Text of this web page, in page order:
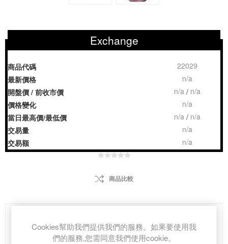
Exchange
商品代碼
22029
最新價格
n/a
開盤價 / 前收市價
n/a / n/a
價格變化
n/a
當日最高價/最低價
n/a / n/a
交易量
n/a
交易额
n/a
商品比較
HK$37.00
Cookies幫助我們提供我們的服務。如果要使用我
們的服務,您需同意我們使用cookie。